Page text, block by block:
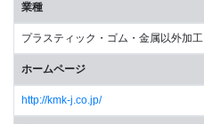
業種
プラスティック・ゴム・金属以外加工
ホームページ
http://kmk-j.co.jp/